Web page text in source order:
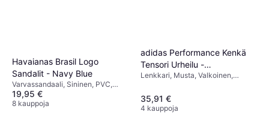
Havaianas Brasil Logo
Sandalit - Navy Blue
Varvassandaali, Sininen, PVC,
Kumi
19,95 €
8 kauppoja
adidas Performance Kenkä
Tensori Urheilu -
Cmusta/Ftwwht
Lenkkari, Musta, Valkoinen,
35,91 €
4 kauppoja